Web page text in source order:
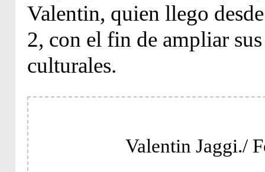
Valentin, quien llego
2, con el fin de ampliar
culturales.
Valentin Jaggi./